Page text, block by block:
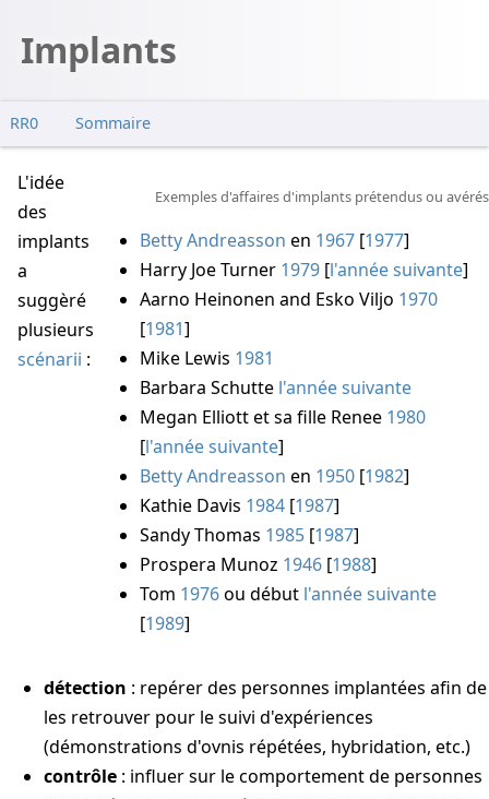
Implants
RR0 Sommaire
Quoi ?
Exemples d'affaires d'implants prétendus ou avérés
Betty Andreasson en 1967 [1977]
Harry Joe Turner 1979 [l'année suivante]
Aarno Heinonen and Esko Viljo 1970
[1981]
Mike Lewis 1981
Barbara Schutte l'année suivante
Megan Elliott et sa fille Renee 1980
[l'année suivante]
Betty Andreasson en 1950 [1982]
Kathie Davis 1984 [1987]
Sandy Thomas 1985 [1987]
Prospera Munoz 1946 [1988]
Tom 1976ou début l'année suivante
[1989]
L'idée
des
implants
a
suggèré
plusieurs
scénarii :
détection : repérer des personnes implantées afin de
les retrouver pour le suivi d'expériences
(démonstrations d'ovnis répétées, hybridation, etc.)
contrôle : influer sur le comportement de personnes